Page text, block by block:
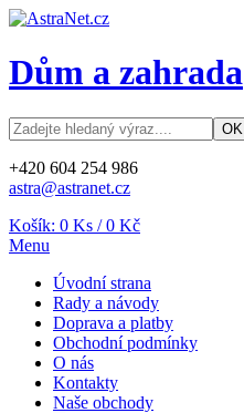
Dům a zahrada
+420 604 254 986
astra@astranet.cz
Košík: 0 Ks /0 Kč
Menu
Úvodní strana
Rady a návody
Doprava a platby
Obchodní podmínky
O nás
Kontakty
Naše obchody